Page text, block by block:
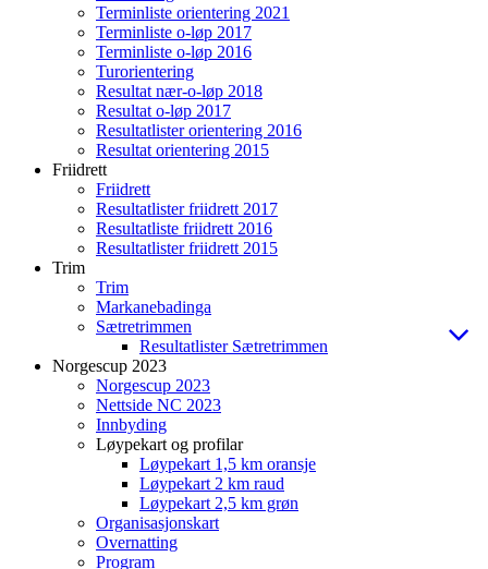
Terminliste orientering 2021
Terminliste o-løp 2017
Terminliste o-løp 2016
Turorientering
Resultat nær-o-løp 2018
Resultat o-løp 2017
Resultatlister orientering 2016
Resultat orientering 2015
Friidrett
Friidrett
Resultatlister friidrett 2017
Resultatliste friidrett 2016
Resultatlister friidrett 2015
Trim
Trim
Markanebadinga
Sætretrimmen
Resultatlister Sætretrimmen
Norgescup 2023
Norgescup 2023
Nettside NC 2023
Innbyding
Løypekart og profilar
Løypekart 1,5 km oransje
Løypekart 2 km raud
Løypekart 2,5 km grøn
Organisasjonskart
Overnatting
Program